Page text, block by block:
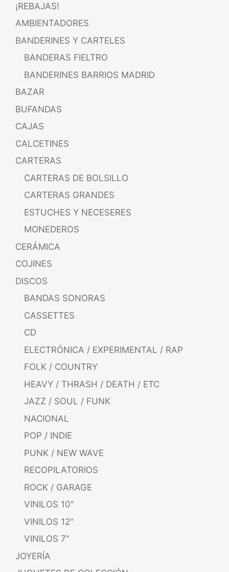
¡REBAJAS!
AMBIENTADORES
BANDERINES Y CARTELES
BANDERAS FIELTRO
BANDERINES BARRIOS MADRID
BAZAR
BUFANDAS
CAJAS
CALCETINES
CARTERAS
CARTERAS DE BOLSILLO
CARTERAS GRANDES
ESTUCHES Y NECESERES
MONEDEROS
CERÁMICA
COJINES
DISCOS
BANDAS SONORAS
CASSETTES
CD
ELECTRÓNICA / EXPERIMENTAL / RAP
FOLK / COUNTRY
HEAVY / THRASH / DEATH / ETC
JAZZ / SOUL / FUNK
NACIONAL
POP / INDIE
PUNK / NEW WAVE
RECOPILATORIOS
ROCK / GARAGE
VINILOS 10"
VINILOS 12"
VINILOS 7"
JOYERÍA